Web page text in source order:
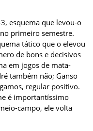
esquema que levou-o
primeiro semestre.
tático que o elevou
de bons e decisivos
em jogos de mata-
também não; Ganso
regular positivo.
é importantíssimo
campo, ele volta